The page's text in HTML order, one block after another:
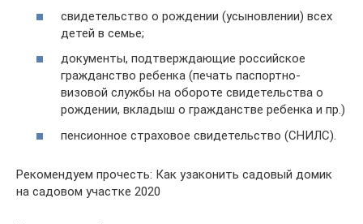
свидетельство о рождении (усыновлении) всех
детей в семье;
документы, подтверждающие российское
гражданство ребенка (печать паспортно-
визовой службы на обороте свидетельства о
рождении, вкладыш о гражданстве ребенка и пр.)
пенсионное страховое свидетельство (СНИЛС).
Рекомендуем прочесть: Как узаконить садовый домик
на садовом участке 2020